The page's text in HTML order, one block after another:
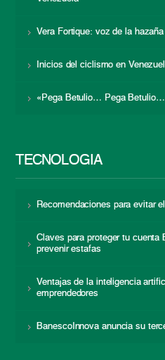
Vera Fortique: voz de la hazaña
Inicios del ciclismo en
«Pega Betulio… Pega
TECNOLOGÍA
Recomendaciones para evitar
Claves para proteger tu cuenta
prevenir estafas
Ventajas de la inteligencia
emprendedores
BanescoInnova anuncia su